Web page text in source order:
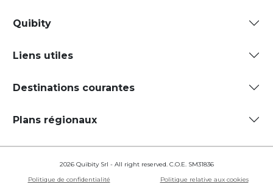
Quibity
Liens utiles
Destinations courantes
Plans régionaux
2026 Quibity Srl - All right reserved. C.O.E. SM31836
Politique de confidentialité
Politique relative aux cookies